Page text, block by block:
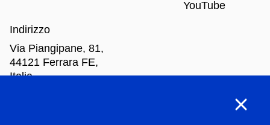
Indirizzo
Via Piangipane, 81,
44121 Ferrara FE,
Italia
YouTube